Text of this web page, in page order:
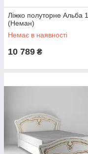
наборов,
Ліжко полуторне Альба
(Неман)
Немає в наявності
10 789 ₴